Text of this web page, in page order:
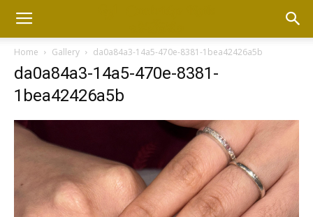
Home Gallery da0a84a3-14a5-470e-8381-1bea42426a5b
da0a84a3-14a5-470e-8381-
1bea42426a5b